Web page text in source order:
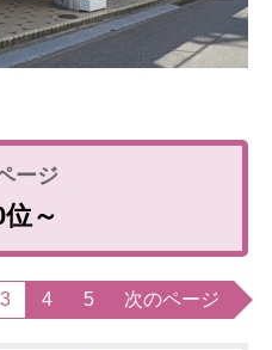
～
3 4 5 次のページ